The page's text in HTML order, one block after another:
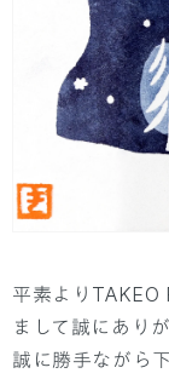
平素よりTAKEO
まして誠にあり
誠に勝手ながら